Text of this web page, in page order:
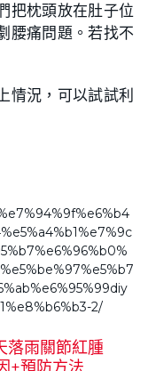
把枕頭放在肚子位
腰痛問題。若找不
情況，可以試試利
2/
落雨關節紅腫